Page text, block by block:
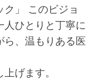
」 このビジョ
人ひとりと丁寧に
ら、温もりある医
げます。